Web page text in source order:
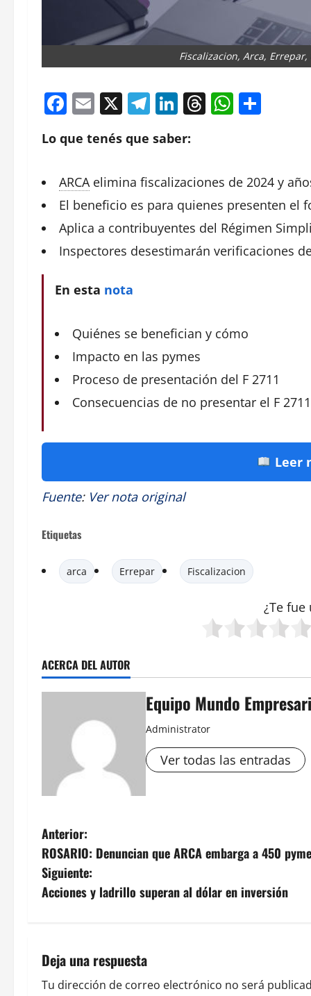
Fiscalizacion, Arca,
Facebook
Email
X Telegram
LinkedIn
Threads
Lo que tenés que saber:
ARCA elimina fiscalizaciones de 2024 y
El beneficio es para quienes presenten el
Aplica a contribuyentes del Régimen
Inspectores desestimarán verificaciones
En esta nota
Quiénes se benefician y cómo
Impacto en las pymes
Proceso de presentación del F 2711
Consecuencias de no presentar el F 2711
Leer
Fuente: Ver nota original
Etiquetas
arca Errepar Fiscalizacion
¿Te
ACERCA DEL AUTOR
Equipo Mundo
Administrator
Ver todas las entradas
N
a
v
g
a
Anterior:
ROSARIO: Denuncian que ARCA embarga a 450
Siguiente:
Acciones y ladrillo superan al dólar en inversión
Deja una respuesta
Tu dirección de correo electrónico no será